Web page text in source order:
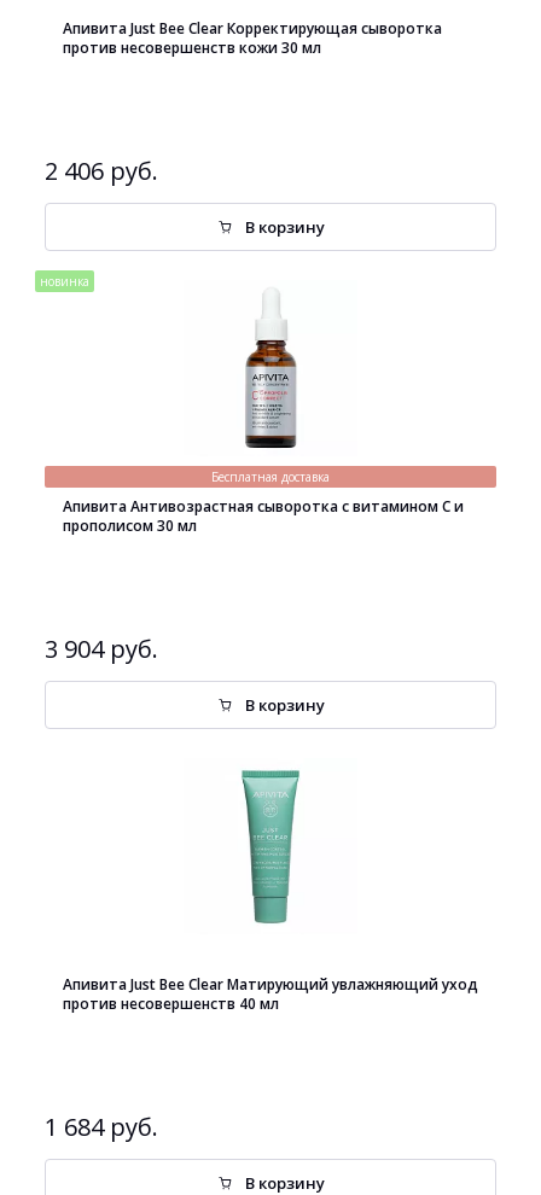
Апивита Just Bee Clear Корректирующая сыворотка
против несовершенств кожи 30 мл
2 406 руб.
В корзину
новинка
Бесплатная доставка
Апивита Антивозрастная сыворотка с витамином С и
прополисом 30 мл
3 904 руб.
В корзину
Апивита Just Bee Clear Матирующий увлажняющий уход
против несовершенств 40 мл
1 684 руб.
В корзину